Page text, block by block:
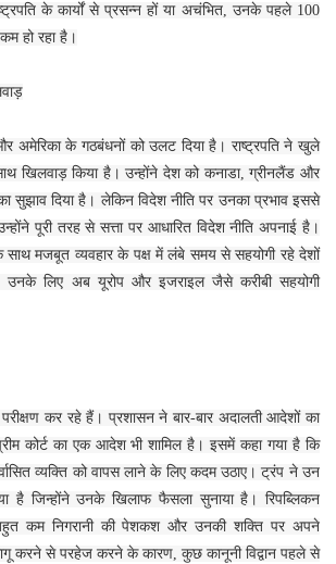
के कार्यों से प्रसन्न हों या अचंभित, उनके पहले 100
हो रहा है।
अमेरिका के गठबंधनों को उलट दिया है। राष्ट्रपति ने खुले
खिलवाड़ किया है। उन्होंने देश को कनाडा, ग्रीनलैंड और
सुझाव दिया है। लेकिन विदेश नीति पर उनका प्रभाव इससे
पूरी तरह से सत्ता पर आधारित विदेश नीति अपनाई है।
मजबूत व्यवहार के पक्ष में लंबे समय से सहयोगी रहे देशों
उनके लिए अब यूरोप और इजराइल जैसे करीबी सहयोगी
कर रहे हैं। प्रशासन ने बार-बार अदालती आदेशों का
कोर्ट का एक आदेश भी शामिल है। इसमें कहा गया है कि
व्यक्ति को वापस लाने के लिए कदम उठाए। ट्रंप ने उन
है जिन्होंने उनके खिलाफ फैसला सुनाया है। रिपब्लिकन
बहुत कम निगरानी की पेशकश और उनकी शक्ति पर अपने
करने से परहेज करने के कारण, कुछ कानूनी विद्वान पहले से